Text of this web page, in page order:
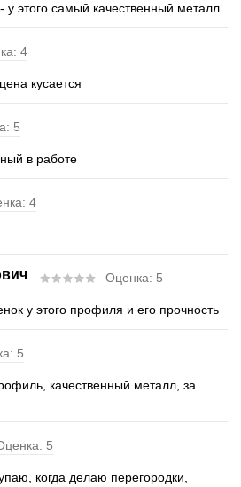
у этого самый качественный металл
4
кусается
5
в работе
4
Оценка: 5
у этого профиля и его прочность
5
качественный металл, за
5
когда делаю перегородки,